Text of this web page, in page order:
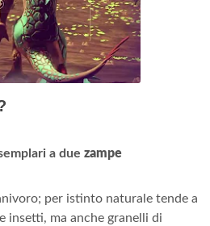
a due zampe
per istinto naturale tende a
insetti, ma anche granelli di